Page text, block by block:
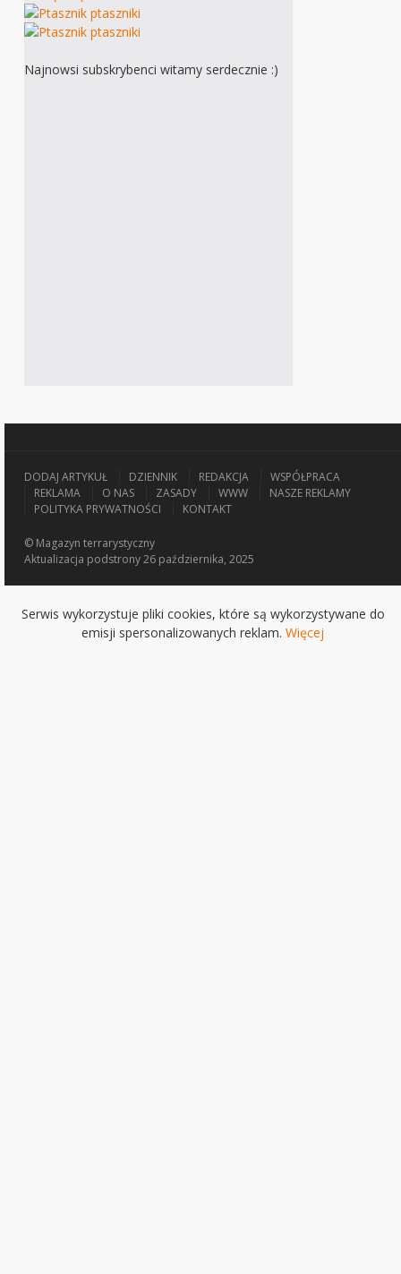
Najnowsi subskrybenci witamy serdecznie :)
DODAJ ARTYKUŁ DZIENNIK REDAKCJA
WSPÓŁPRACA
REKLAMA
O NAS ZASADY WWW
NASZE REKLAMY
POLITYKA PRYWATNOŚCI
KONTAKT
© Magazyn terrarystyczny
Aktualizacja podstrony 26 października, 2025
Serwis wykorzystuje pliki cookies, które są wykorzystywane do
emisji spersonalizowanych reklam. Więcej